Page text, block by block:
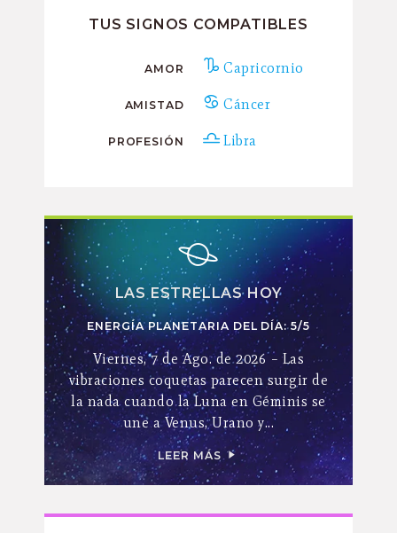
TUS SIGNOS COMPATIBLES
AMOR Capricornio
AMISTAD Cáncer
PROFESIÓN Libra
LAS ESTRELLAS HOY
ENERGÍA PLANETARIA DEL DÍA: 5/5
Viernes, 7 de Ago. de 2026 – Las
vibraciones coquetas parecen surgir de
la nada cuando la Luna en Géminis se
une a Venus, Urano y...
LEER MÁS